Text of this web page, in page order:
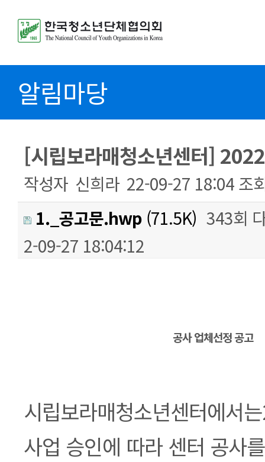
알림마당
[시립보라매청소년센터]
작성자 신희라 22-09-27 18:04 조
1._공고문.hwp (71.5K) 343회
2-09-27 18:04:12
공사 업체선정 공고
시립보라매청소년센터에서
사업 승인에 따라 센터 공사